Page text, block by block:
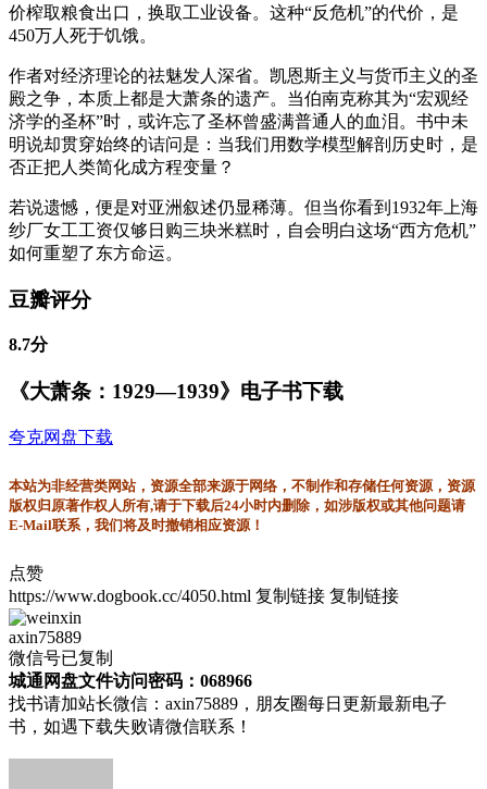
价榨取粮食出口，换取工业设备。这种“反危机”的代价，是
450万人死于饥饿。
作者对经济理论的祛魅发人深省。凯恩斯主义与货币主义的圣
殿之争，本质上都是大萧条的遗产。当伯南克称其为“宏观经
济学的圣杯”时，或许忘了圣杯曾盛满普通人的血泪。书中未
明说却贯穿始终的诘问是：当我们用数学模型解剖历史时，是
否正把人类简化成方程变量？
若说遗憾，便是对亚洲叙述仍显稀薄。但当你看到1932年上海
纱厂女工工资仅够日购三块米糕时，自会明白这场“西方危机”
如何重塑了东方命运。
豆瓣评分
8.7分
《大萧条：1929—1939》电子书下载
夸克网盘下载
本站为非经营类网站，资源全部来源于网络，不制作和存储任何资源，资源
版权归原著作权人所有,请于下载后24小时内删除，如涉版权或其他问题请
E-Mail联系，我们将及时撤销相应资源！
点赞
https://www.dogbook.cc/4050.html 复制链接 复制链接
axin75889
微信号已复制
城通网盘文件访问密码：068966
找书请加站长微信：axin75889，朋友圈每日更新最新电子
书，如遇下载失败请微信联系！